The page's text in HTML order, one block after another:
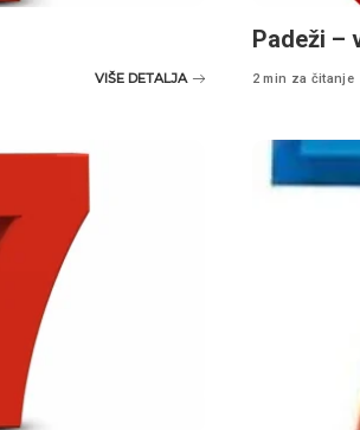
VIŠE DETALJA
Padeži –
2 min za čitanje